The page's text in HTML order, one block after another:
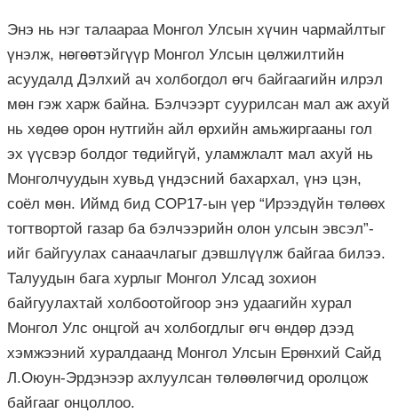
Энэ нь нэг талаараа Монгол Улсын хүчин чармайлтыг
үнэлж, нөгөөтэйгүүр Монгол Улсын цөлжилтийн
асуудалд Дэлхий ач холбогдол өгч байгаагийн илрэл
мөн гэж харж байна. Бэлчээрт суурилсан мал аж ахуй
нь хөдөө орон нутгийн айл өрхийн амьжиргааны гол
эх үүсвэр болдог төдийгүй, уламжлалт мал ахуй нь
Монголчуудын хувьд үндэсний бахархал, үнэ цэн,
соёл мөн. Иймд бид COP17-ын үер “Ирээдүйн төлөөх
тогтвортой газар ба бэлчээрийн олон улсын эвсэл”-
ийг байгуулах санаачлагыг дэвшлүүлж байгаа билээ.
Талуудын бага хурлыг Монгол Улсад зохион
байгуулахтай холбоотойгоор энэ удаагийн хурал
Монгол Улс онцгой ач холбогдлыг өгч өндөр дээд
хэмжээний хуралдаанд Монгол Улсын Ерөнхий Сайд
Л.Оюун-Эрдэнээр ахлуулсан төлөөлөгчид оролцож
байгааг онцоллоо.